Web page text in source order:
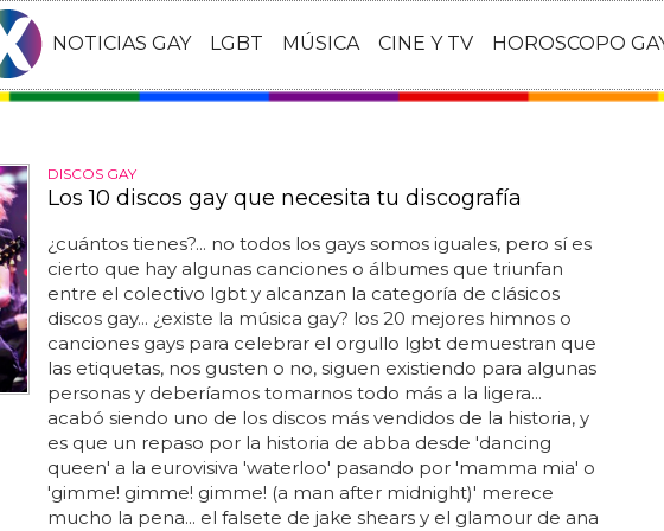
NOTICIAS GAY LGBT MÚSICA CINE Y TV HOROSCOPO
DISCOS GAY
Los 10 discos gay que necesita tu discografía
¿cuántos tienes?... no todos los gays somos iguales, pero sí es
cierto que hay algunas canciones o álbumes que triunfan
entre el colectivo lgbt y alcanzan la categoría de clásicos
discos gay... ¿existe la música gay? los 20 mejores himnos o
canciones gays para celebrar el orgullo lgbt demuestran que
las etiquetas, nos gusten o no, siguen existiendo para algunas
personas y deberíamos tomarnos todo más a la ligera...
acabó siendo uno de los discos más vendidos de la historia, y
es que un repaso por la historia de abba desde 'dancing
queen' a la eurovisiva 'waterloo' pasando por 'mamma mia' o
'gimme! gimme! gimme! (a man after midnight)' merece
mucho la pena... el falsete de jake shears y el glamour de ana